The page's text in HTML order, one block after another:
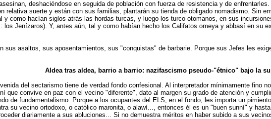
deshaciéndose en seguida de población con fuerza de resistencia y de
relativa suerte y están con sus familias, plantarán su tienda de obligado nomadismo. Sin
y como hacían siglos atrás las hordas turcas, y luego los turco-otomanos, en sus
los Jenízaros). Y, antes aún, tal y como habían hecho los Califatos omeya y abbasí en su
sus asaltos, sus aposentamientos, sus "conquistas" de barbarie. Porque sus Jefes les
Aldea tras aldea, barrio a barrio: nazifascismo pseudo-"étnico" bajo la
del sectarismo tiene de verdad fondo confesional. Al interpretador mínimamente fino
que convive en paz con el vecino "diferente", dato al margen su grado de atención y
de fundamentalismo. Porque a los ocupantes del ELS, en el fondo, les importa un
su vecino ortodoxo, o católico maronita, o alawí..., entonces él es un "buen sunní" y
diariamente a sus abluciones... Si no demuestra méritos en haber subido a sus